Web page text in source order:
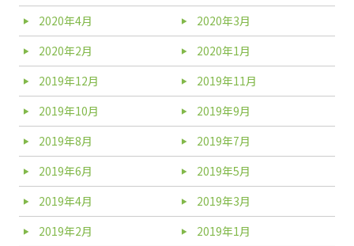
2020年4月
2020年3月
2020年2月
2020年1月
2019年12月
2019年11月
2019年10月
2019年9月
2019年8月
2019年7月
2019年6月
2019年5月
2019年4月
2019年3月
2019年2月
2019年1月